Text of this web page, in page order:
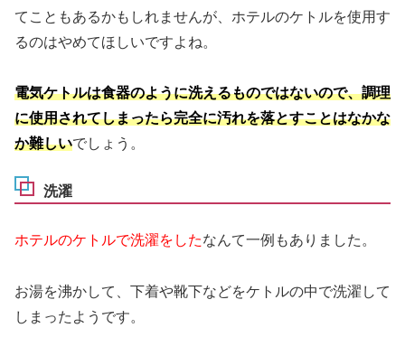
てこともあるかもしれませんが、ホテルのケトルを使用す
るのはやめてほしいですよね。
電気ケトルは食器のように洗えるものではないので、調理
に使用されてしまったら完全に汚れを落とすことはなかな
か難しいでしょう。
洗濯
ホテルのケトルで洗濯をしたなんて一例もありました。
お湯を沸かして、下着や靴下などをケトルの中で洗濯して
しまったようです。